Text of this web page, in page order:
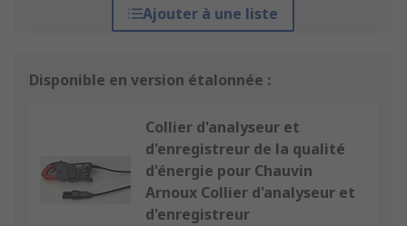
Ajouter à une liste
Disponible en version étalonnée :
Collier d'analyseur et
d'enregistreur de la qualité
d'énergie pour Chauvin
Arnoux Collier d'analyseur et
d'enregistreur